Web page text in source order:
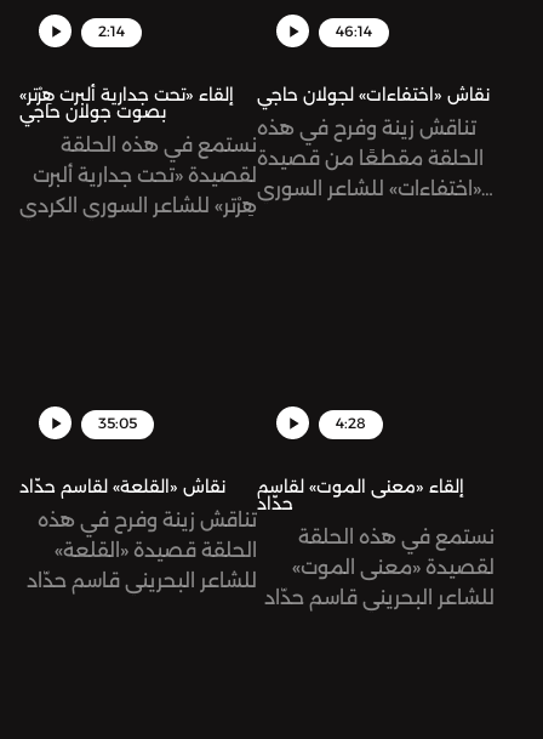
2:14
إلقاء «تحت جدارية ألبرت هِرْتر»
بصوت جولان حاجي
نستمع في هذه الحلقة
لقصيدة «تحت جدارية ألبرت
هِرْتر» للشاعر السوري الكردي
46:14
نقاش «اختفاءات» لجولان حاجي
تناقش زينة وفرح في هذه
الحلقة مقطعًا من قصيدة
«اختفاءات» للشاعر السوري
35:05
نقاش «القلعة» لقاسم حدّاد
تناقش زينة وفرح في هذه
الحلقة قصيدة «القلعة»
للشاعر البحريني قاسم حدّاد
4:28
إلقاء «معنى الموت» لقاسم
حدّاد
نستمع في هذه الحلقة
لقصيدة «معنى الموت»
للشاعر البحريني قاسم حدّاد